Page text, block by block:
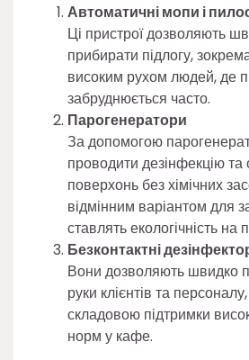
Автоматичні мопи і
Ці пристрої дозволяють
прибирати підлогу,
високим рухом людей, де
забруднюється часто.
Парогенератори
За допомогою
проводити дезінфекцію
поверхонь без хімічних
відмінним варіантом для
ставлять екологічність на
Безконтактні
Вони дозволяють швидко
руки клієнтів та
складовою підтримки
норм у кафе.